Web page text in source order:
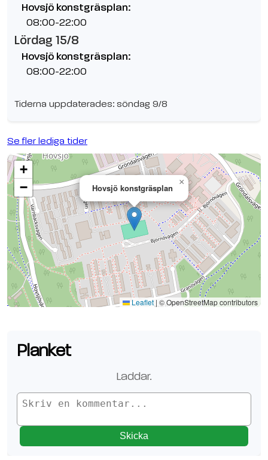
Hovsjö konstgräsplan:
08:00-22:00
Lördag 15/8
Hovsjö konstgräsplan:
08:00-22:00
Tiderna uppdaterades: söndag 9/8
Se fler lediga tider
Hovsjö konstgräsplan
×
+
−
Leaflet | © OpenStreetMap contributors
Se planen på Google Maps
Planket
Laddar.
Skicka